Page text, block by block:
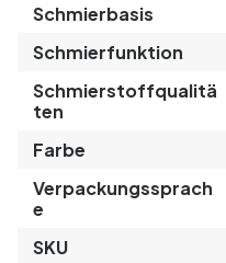
Schmierbasis
Schmierfunktion
Schmierstoffqualitä
ten
Farbe
Verpackungssprach
e
SKU